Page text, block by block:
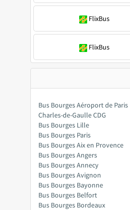
FlixBus
FlixBus
Bus Bourges Aéroport de Paris
Charles-de-Gaulle CDG
Bus Bourges Lille
Bus Bourges Paris
Bus Bourges Aix en Provence
Bus Bourges Angers
Bus Bourges Annecy
Bus Bourges Avignon
Bus Bourges Bayonne
Bus Bourges Belfort
Bus Bourges Bordeaux